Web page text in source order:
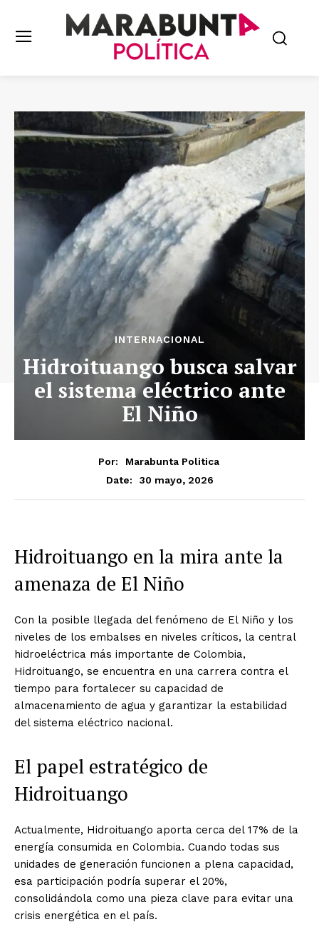
INTERNACIONAL
Hidroituango busca salvar
el sistema eléctrico ante
El Niño
Por:
Marabunta Politica
Date:
30 mayo, 2026
Hidroituango en la mira ante la
amenaza de El Niño
Con la posible llegada del fenómeno de El Niño y los
niveles de los embalses en niveles críticos, la central
hidroeléctrica más importante de Colombia,
Hidroituango, se encuentra en una carrera contra el
tiempo para fortalecer su capacidad de
almacenamiento de agua y garantizar la estabilidad
del sistema eléctrico nacional.
El papel estratégico de
Hidroituango
Actualmente, Hidroituango aporta cerca del 17% de la
energía consumida en Colombia. Cuando todas sus
unidades de generación funcionen a plena capacidad,
esa participación podría superar el 20%,
consolidándola como una pieza clave para evitar una
crisis energética en el país.